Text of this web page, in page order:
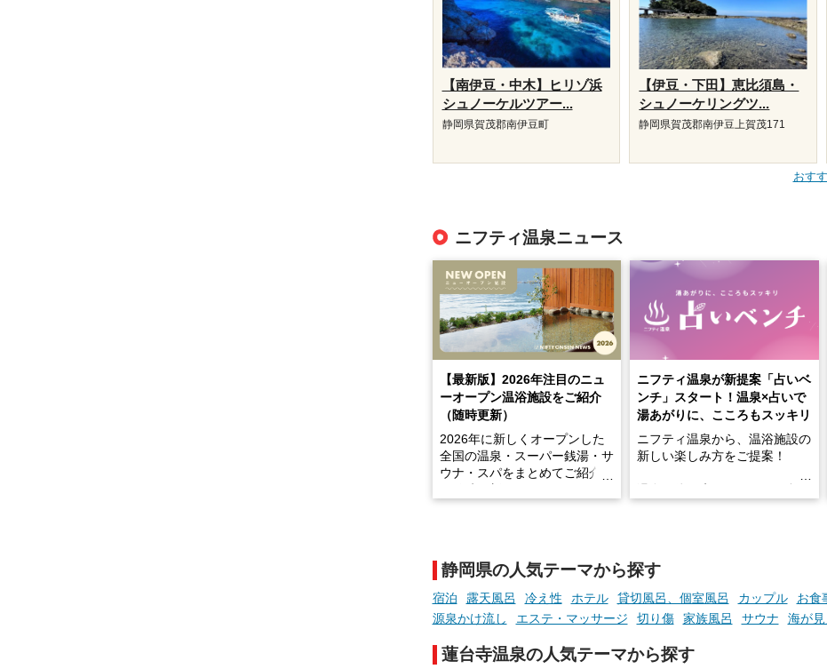
【南伊豆・中木】ヒリゾ浜
シュノーケルツアー...
静岡県賀茂郡南伊豆町
【伊豆・下田】恵比須島・
シュノーケリングツ...
静岡県賀茂郡南伊豆上賀茂171
おす
ニフティ温泉ニュース
【最新版】2026年注目のニュ
ーオープン温浴施設をご紹介
（随時更新）
2026年に新しくオープンした
全国の温泉・スーパー銭湯・サ
ウナ・スパをまとめてご紹介！
います。
現地取材記事もあわせて紹介し
ていますので、気になる施設は
ぜひチェックして次のおでかけ
先の参考にしてみてください
ね。
ニフティ温泉が新提案「占いベ
ンチ」スタート！温泉×占いで
湯あがりに、こころもスッキリ
ニフティ温泉から、温浴施設の
新しい楽しみ方をご提案！
手相やタロットなど気軽に楽し
める占いで、“ととのう”おふろ
時間を、もっと特別に。
静岡県の人気テーマから探す
宿泊 露天風呂 冷え性 ホテル 貸切風呂、個室風呂 カップル お食
源泉かけ流し
エステ・マッサージ 切り傷 家族風呂 サウナ 海が
蓮台寺温泉の人気テーマから探す